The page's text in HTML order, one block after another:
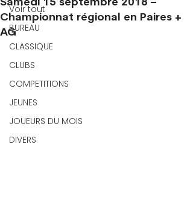
Voir tout
BUREAU
CLASSIQUE
CLUBS
COMPETITIONS
JEUNES
JOUEURS DU MOIS
DIVERS
Samedi 15 septembre 2018 –
Championnat régional en Paires +
AG